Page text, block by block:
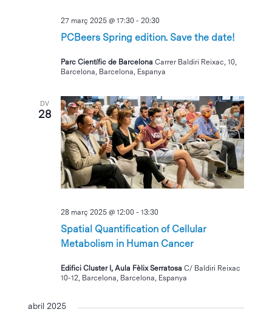
PCBeers Spring edition. Save the date!
27 març 2025 @ 17:30 -20:30
Parc Científic de BarcelonaCarrer Baldiri Reixac, 10,
Barcelona, Barcelona, Espanya
DV
28
Spatial Quantification of Cellular
Metabolism in Human Cancer
28 març 2025 @ 12:00 -13:30
Edifici Cluster I, Aula Fèlix SerratosaC/ Baldiri Reixac
10-12, Barcelona, Barcelona, Espanya
abril 2025